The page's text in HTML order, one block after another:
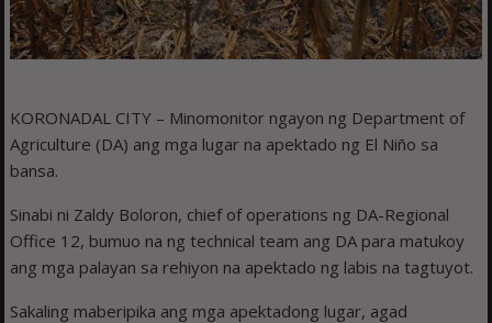
KORONADAL CITY – Minomonitor ngayon ng Department of
Agriculture (DA) ang mga lugar na apektado ng El Niño sa
bansa.
Sinabi ni Zaldy Boloron, chief of operations ng DA-Regional
Office 12, bumuo na ng technical team ang DA para matukoy
ang mga palayan sa rehiyon na apektado ng labis na tagtuyot.
Sakaling maberipika ang mga apektadong lugar, agad